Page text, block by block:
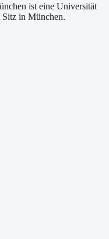
ist eine Universität
Sitz in München.